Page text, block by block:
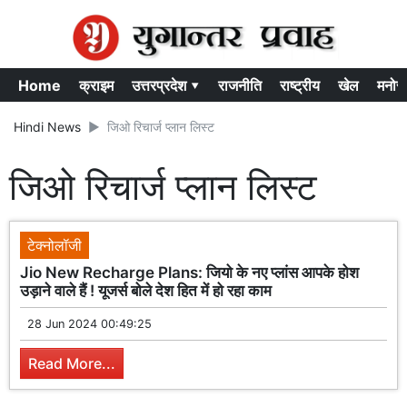
Home क्राइम उत्तरप्रदेश ▾ राजनीति राष्ट्रीय खेल
Hindi News जिओ रिचार्ज प्लान लिस्ट
जिओ रिचार्ज प्लान लिस्ट
टेक्नोलॉजी
Jio New Recharge Plans: जियो के नए प्लांस आपके होश
उड़ाने वाले हैं ! यूजर्स बोले देश हित में हो रहा काम
28 Jun 2024 00:49:25
Read More...